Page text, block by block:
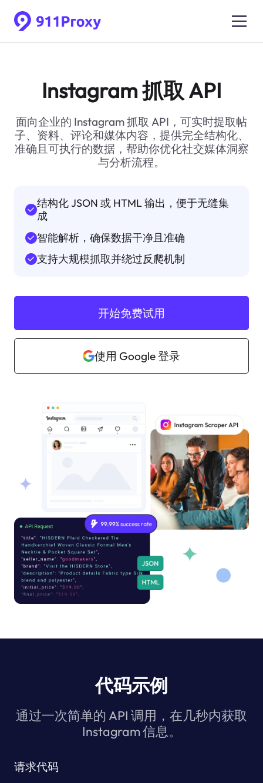
Instagram 抓取 API
面向企业的 Instagram 抓取 API，可实时提取帖
子、资料、评论和媒体内容，提供完全结构化、
准确且可执行的数据，帮助你优化社交媒体洞察
与分析流程。
结构化 JSON 或 HTML 输出，便于无缝集
成
智能解析，确保数据干净且准确
支持大规模抓取并绕过反爬机制
开始免费试用
使用 Google 登录
代码示例
通过一次简单的 API 调用，在几秒内获取
Instagram 信息。
请求代码